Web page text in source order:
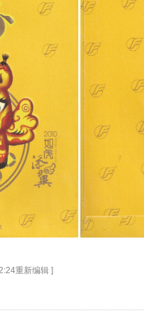
重新编辑 ]